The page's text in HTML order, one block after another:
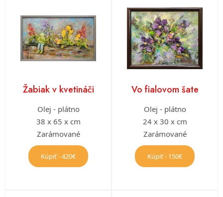
Žabiak v kvetináči
Olej - plátno
38 x 65 x cm
Zarámované
Kúpiť - 420€
Vo fialovom šate
Olej - plátno
24 x 30 x cm
Zarámované
Kúpiť - 150€